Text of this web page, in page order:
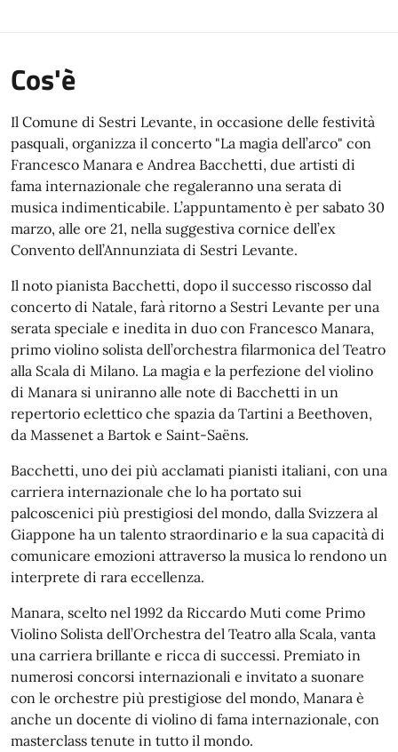
Cos'è
Il Comune di Sestri Levante, in occasione delle festività
pasquali, organizza il concerto "La magia dell’arco" con
Francesco Manara e Andrea Bacchetti, due artisti di
fama internazionale che regaleranno una serata di
musica indimenticabile. L’appuntamento è per sabato 30
marzo, alle ore 21, nella suggestiva cornice dell’ex
Convento dell’Annunziata di Sestri Levante.
Il noto pianista Bacchetti, dopo il successo riscosso dal
concerto di Natale, farà ritorno a Sestri Levante per una
serata speciale e inedita in duo con Francesco Manara,
primo violino solista dell’orchestra filarmonica del Teatro
alla Scala di Milano. La magia e la perfezione del violino
di Manara si uniranno alle note di Bacchetti in un
repertorio eclettico che spazia da Tartini a Beethoven,
da Massenet a Bartok e Saint-Saëns.
Bacchetti, uno dei più acclamati pianisti italiani, con una
carriera internazionale che lo ha portato sui
palcoscenici più prestigiosi del mondo, dalla Svizzera al
Giappone ha un talento straordinario e la sua capacità di
comunicare emozioni attraverso la musica lo rendono un
interprete di rara eccellenza.
Manara, scelto nel 1992 da Riccardo Muti come Primo
Violino Solista dell’Orchestra del Teatro alla Scala, vanta
una carriera brillante e ricca di successi. Premiato in
numerosi concorsi internazionali e invitato a suonare
con le orchestre più prestigiose del mondo, Manara è
anche un docente di violino di fama internazionale, con
masterclass tenute in tutto il mondo.